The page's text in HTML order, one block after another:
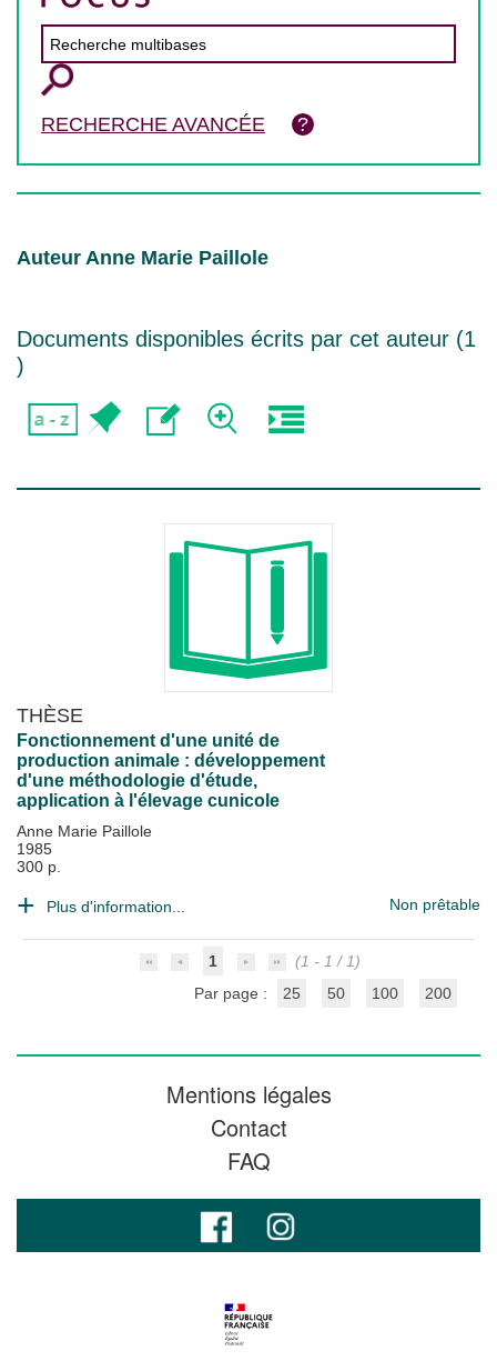
RECHERCHE AVANCÉE
Auteur Anne Marie Paillole
Documents disponibles écrits par cet auteur (1
)
THÈSE
Fonctionnement d'une unité de
production animale : développement
d'une méthodologie d'étude,
application à l'élevage cunicole
Anne Marie Paillole
1985
300 p.
Plus d'information... Non prêtable
1
(1 - 1 / 1)
Par page :
25 50 100 200
Mentions légales
Contact
FAQ